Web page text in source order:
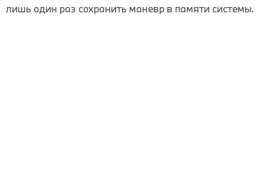
лишь один раз сохранить маневр в памяти системы.